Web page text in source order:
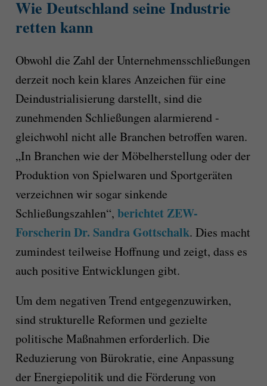
Wie Deutschland seine Industrie
retten kann
Obwohl die Zahl der Unternehmensschließungen
derzeit noch kein klares Anzeichen für eine
Deindustrialisierung darstellt, sind die
zunehmenden Schließungen alarmierend -
gleichwohl nicht alle Branchen betroffen waren.
„In Branchen wie der Möbelherstellung oder der
Produktion von Spielwaren und Sportgeräten
verzeichnen wir sogar sinkende
Schließungszahlen“, berichtet ZEW-
Forscherin Dr. Sandra Gottschalk. Dies macht
zumindest teilweise Hoffnung und zeigt, dass es
auch positive Entwicklungen gibt.
Um dem negativen Trend entgegenzuwirken,
sind strukturelle Reformen und gezielte
politische Maßnahmen erforderlich. Die
Reduzierung von Bürokratie, eine Anpassung
der Energiepolitik und die Förderung von